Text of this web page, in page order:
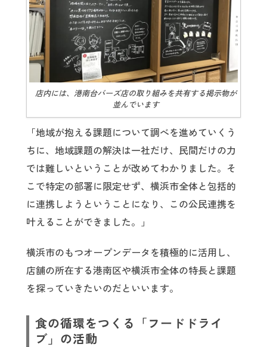
店内には、港南台バーズ店の取り組みを共有する掲示物が
並んでいます
「地域が抱える課題について調べを進めていくう
ちに、地域課題の解決は一社だけ、民間だけの力
では難しいということが改めてわかりました。そ
こで特定の部署に限定せず、横浜市全体と包括的
に連携しようということになり、この公民連携を
叶えることができました。」
横浜市のもつオープンデータを積極的に活用し、
店舗の所在する港南区や横浜市全体の特長と課題
を探っていきたいのだといいます。
食の循環をつくる「フードドライ
ブ」の活動